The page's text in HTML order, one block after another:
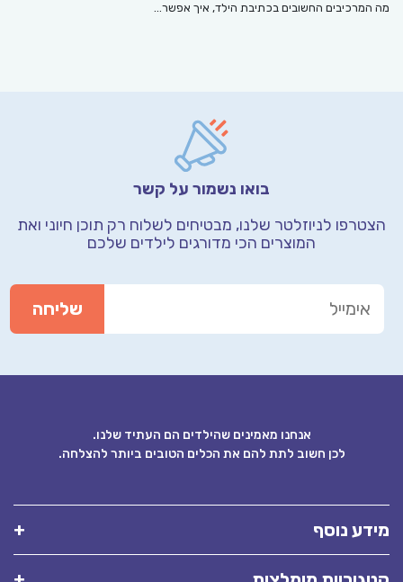
החשובים בכתיבת הילד, איך אפשר…
בואו נשמור על קשר
לניוזלטר שלנו, מבטיחים לשלוח רק תוכן חיוניואת
המוצרים הכי מדורגים לילדים שלכם
אנחנו מאמינים שהילדים הם העתיד שלנו.
לכן חשוב לתת להם את הכלים הטובים ביותר להצלחה.
נוסף